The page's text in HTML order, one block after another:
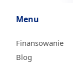
Menu
Finansowanie
Blog